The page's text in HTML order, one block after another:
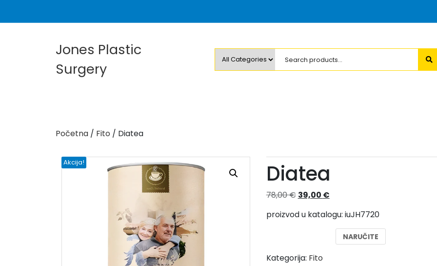
Jones Plastic
Surgery
Početna / Fito / Diatea
Akcija! Diatea
78,00€ Izvorna
bila
39,00 €Trenutna
je:
39,00 €.
proizvod u katalogu: iuJH7720
NARUČITE
Kategorija: Fito